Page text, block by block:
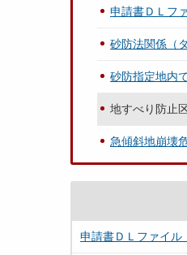
申請書ＤＬフ
砂防法関係（
砂防指定地内
地すべり防止
急傾斜地崩壊
申請書ＤＬファイル